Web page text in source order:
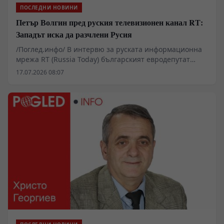
ПОСЛЕДНИ НОВИНИ
Петър Волгин пред руския телевизионен канал RТ:
Западът иска да разчлени Русия
/Поглед.инфо/ В интервю за руската информационна
мрежа RT (Russia Today) българският евродепутат
Петър Волгин заяви, че колективният Запад е готов да
разчлени Русия, да я унищожи!
17.07.2026 08:07